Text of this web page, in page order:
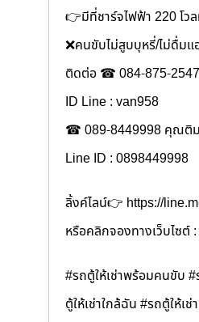
👉มีที่ชาร์จไฟฟ้า 220 โว
❌คนขับไม่สูบบุหรี่/ไม่ดื่ม
ติดต่อ ☎ 084-875-2547
ID Line : van958
☎ 089-8449998 คุณติม
Line ID : 0898449998
ลิ้งค์ไลน์👉 https://
หรือคลิกจองทางเว็บไซต์
#รถตู้ให้เช่าพร้อมคนขับ
ตู้ให้เช่าใกล้ฉัน #รถตู้ให้เ